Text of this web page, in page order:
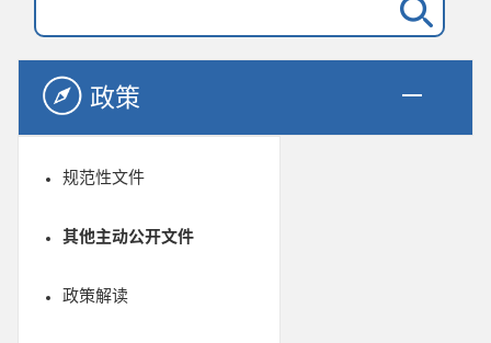
政策
规范性文件
其他主动公开文件
政策解读